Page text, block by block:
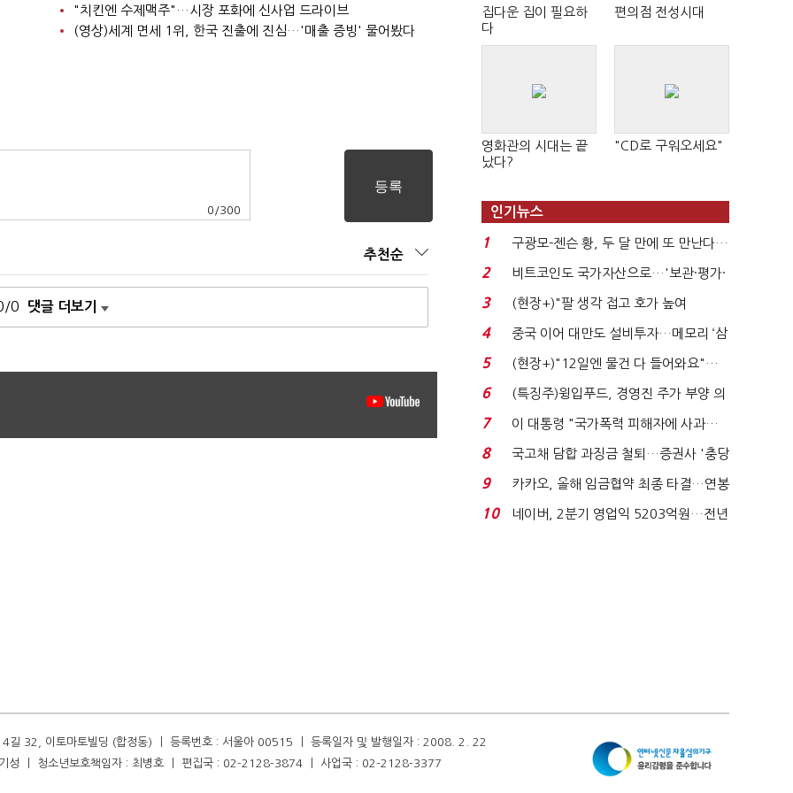
"치킨엔 수제맥주"…시장 포화에 신사업 드라이브
(영상)세계 면세 1위, 한국 진출에 진심…'매출 증빙' 물어봤다
0 /300
추천순
0 댓글 더보기
집다운 집이 필요하
다
편의점 전성시대
영화관의 시대는 끝
났다?
"CD로 구워오세요"
인기뉴스
1
구광모-젠슨 황, 두 달 만에 또 만난다…
로봇·AI 등 논...
2
비트코인도 국가자산으로…'보관·평가·
처분' 기준은 ...
3
(현장+)"팔 생각 접고 호가 높여
요"…'덜 똘똘한 한 채' 20...
4
중국 이어 대만도 설비투자…메모리 ‘삼
국전쟁’
5
(현장+)"12일엔 물건 다 들어와요"…
빈 매대 채우며 문 연 ...
6
(특징주)윙입푸드, 경영진 주가 부양 의
지에 상한가...
7
이 대통령 "국가폭력 피해자에 사과…
적극적 조사로 진...
8
국고채 담합 과징금 철퇴…증권사 '충당
금 폭탄' 우려...
9
카카오, 올해 임금협약 최종 타결…연봉
6.3% 인상·격려...
10
네이버, 2분기 영업익 5203억원…전년
4길 32, 이토마토빌딩 (합정동) ㅣ 등록번호 : 서울아 00515 ㅣ 등록일자 및 발행일자 : 2008. 2. 22
성 ㅣ 청소년보호책임자 : 최병호 ㅣ 편집국 : 02-2128-3874 ㅣ 사업국 : 02-2128-3377